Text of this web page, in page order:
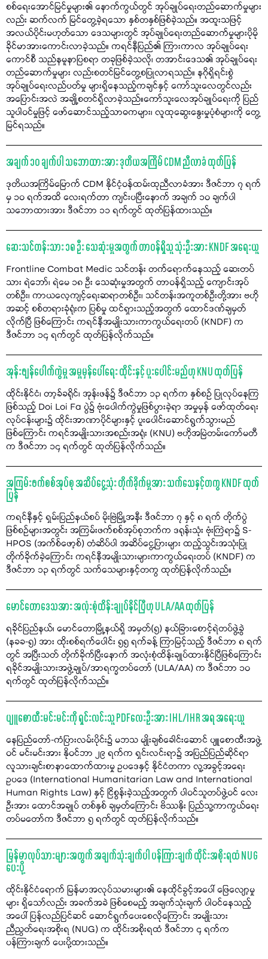
စစ်ရေးအောင်မြင်မှုများ၏ နောက်ကွယ်တွင် အုပ်ချုပ်ရေးတည်ဆောက်မှုများ
လည်း ဆက်လက် မြင်တွေ့ခဲ့ရသော နှစ်တနှစ်ဖြစ်ခဲ့သည်။ အထူးသဖြင့်
အလယ်ပိုင်းမဟုတ်သော ဒေသများတွင် အုပ်ချုပ်ရေးတည်ဆောက်မှုများပိုမို
ခိုင်မာအားကောင်းလာခဲ့သည်။ ကရင်နီပြည်၏ ကြားကာလ အုပ်ချုပ်ရေး
ကောင်စီ သည်နမူနာပြစရာ တခုဖြစ်ခဲ့သလို၊ တအာင်းဒေသ၏ အုပ်ချုပ်ရေး
တည်ဆောက်မှုများ လည်းစတင်မြင်တွေ့စပြုလာရသည်။ နဂိုရှိရင်းစွဲ
အုပ်ချုပ်ရေးလည်ပတ်မှု များရှိနေသည့်ကချင်နှင့် ကော်သူးလေတွင်လည်း
အပြောင်းအလဲ အချို့စတင်ရှိလာခဲ့သည်။ကော်သူးလေအုပ်ချုပ်ရေးကို ပြည်
သူပါဝင်မှုဖြင့် ဖော်ဆောင်သည့်သာဓကများ၊ လူထုဆွေးနွေးမှုပုံစံများကို တွေ့
မြင်ရသည်။
အချက် ၁၀ ချက်ပါ သဘောထားအား ဒုတိယအကြိမ် CDM ညီလာခံ ထုတ်ပြန်
ဒုတိယအကြိမ်မြောက် CDM နိုင်ငံ့ဝန်ထမ်းထုညီလာခံအား ဒီဇင်ဘာ ၇ ရက်
မှ ၁၀ ရက်အထိ လေးရက်တာ ကျင်းပပြီးနောက် အချက် ၁၀ ချက်ပါ
သဘောထားအား ဒီဇင်ဘာ ၁၁ ရက်တွင် ထုတ်ပြန်ထားသည်။
ဆေးသင်တန်းသား ၁၈ ဦး သေဆုံးမှုအတွက် တာဝန်ရှိသူ သုံးဦးအား KNDF အရေးယူ
Frontline Combat Medic သင်တန်း တက်ရောက်နေသည့် ဆေးတပ်
သား ရဲဘော်၊ ရဲမေ ၁၈ ဦး သေဆုံးမှုအတွက် တာဝန်ရှိသည့် ကျောင်းအုပ်
တစ်ဦး၊ ကာယလေ့ကျင့်ရေးဆရာတစ်ဦး၊ သင်တန်းအကူတစ်ဦးတို့အား ဗဟို
အဆင့် စစ်တရားခုံရုံးက ပြစ်မှု ထင်ရှားသည့်အတွက် ထောင်ဒဏ်ချမှတ်
လိုက်ပြီ ဖြစ်ကြောင်း ကရင်နီအမျိုးသားကာကွယ်ရေးတပ် (KNDF) က
ဒီဇင်ဘာ ၁၄ ရက်တွင် ထုတ်ပြန်လိုက်သည်။
အုန်းဖျန်ပေါက်ကွဲမှု အမှုမှန်ပေါ်ရေး ထိုင်းနှင့် ပူးပေါင်းမည်ဟု KNU ထုတ်ပြန်
ထိုင်းနိုင်ငံ၊ တာ့ခ်ခရိုင်၊ အုန်းဖန်၌ ဒီဇင်ဘာ ၁၃ ရက်က နှစ်စဉ် ပြုလုပ်နေကြ
ဖြစ်သည့် Doi Loi Fa ပွဲ၌ ဗုံးပေါက်ကွဲမှုဖြစ်ပွားခဲ့ရာ အမှုမှန် ဖော်ထုတ်ရေး
လုပ်ငန်းများ၌ ထိုင်းအာဏာပိုင်များနှင့် ပူးပေါင်းဆောင်ရွက်သွားမည်
ဖြစ်ကြောင်း ကရင်အမျိုးသားအစည်းအရုံး (KNU) ဗဟိုအမြဲတမ်းကော်မတီ
က ဒီဇင်ဘာ ၁၄ ရက်တွင် ထုတ်ပြန်လိုက်သည်။
အကြမ်းဖက်စစ်အုပ်စု အဆိပ်ငွေ့သုံး တိုက်ခိုက်မှုအား သက်သေနှင့်တကွ KNDF ထုတ်
ပြန်
ကရင်နီနှင့် ရှမ်းပြည်နယ်စပ် မိုးဗြဲမြို့အနီး ဒီဇင်ဘာ ၇ နှင့် ၈ ရက် တိုက်ပွဲ
ဖြစ်စဉ်များအတွင်း အကြမ်းဖက်စစ်အုပ်စုဘက်က ဒရုန်းသုံး ဗုံးကြဲရာ၌ S-
HPOS (အက်စ်ဖော့စ်) တံဆိပ်ပါ အဆိပ်ငွေ့ပြားများ ထည့်သွင်းအသုံးပြု
တိုက်ခိုက်ခဲ့ကြောင်း ကရင်နီအမျိုးသားများကာကွယ်ရေးတပ် (KNDF) က
ဒီဇင်ဘာ ၁၃ ရက်တွင် သက်သေများနှင့်တကွ ထုတ်ပြန်လိုက်သည်။
မောင်တောဒေသအား အလုံးစုံထိန်းချုပ်နိုင်ပြီဟု ULA/AA ထုတ်ပြန်
ရခိုင်ပြည်နယ်၊ မောင်တောမြို့နယ်ရှိ အမှတ်(၅) နယ်ခြားစောင့်ရဲတပ်ဖွဲ့ခွဲ
(နခခ-၅) အား ထိုးစစ်ရက်ပေါင်း ၅၅ ရက်ခန့် ကြာမြင့်သည့် ဒီဇင်ဘာ ၈ ရက်
တွင် အပြီးသတ် တိုက်ခိုက်ပြီးနောက် အလုံးစုံထိန်းချုပ်ထားနိုင်ပြီဖြစ်ကြောင်း
ရခိုင်အမျိုးသားအဖွဲ့ချုပ်/အာရက္ခတပ်တော် (ULA/AA) က ဒီဇင်ဘာ ၁၀
ရက်တွင် ထုတ်ပြန်လိုက်သည်။
ပျူစောထီးမင်းမင်းကို ရှင်းလင်းသူ PDFလေးဦးအား IHL/IHR အရ အရေးယူ
နေပြည်တော်-ကံပြားလမ်းပိုင်း၌ မဘသ မျိုးချစ်ခေါင်းဆောင် ပျူစောထီးအဖွဲ့
ဝင် မင်းမင်းအား နိုဝင်ဘာ ၂၉ ရက်က ရှင်းလင်းရာ၌ အပြည်ပြည်ဆိုင်ရာ
လူသားချင်းစာနာထောက်ထားမှု ဥပဒေနှင့် နိုင်ငံတကာ လူ့အခွင့်အရေး
ဥပဒေ (International Humanitarian Law and International
Human Rights Law) နှင့် ငြိစွန်းခဲ့သည့်အတွက် ပါဝင်သူတပ်ဖွဲ့ဝင် လေး
ဦးအား ထောင်အချုပ် တစ်နှစ် ချမှတ်ကြောင်း ဗိဿနိုး ပြည်သူ့ကာကွယ်ရေး
တပ်မတော်က ဒီဇင်ဘာ ၅ ရက်တွင် ထုတ်ပြန်လိုက်သည်။
မြန်မာလုပ်သားများအတွက် အချက်သုံးချက်ပါ ပန်ကြားချက် ထိုင်းအစိုးရထံ NUG
ပေးပို့
ထိုင်းနိုင်ငံရောက် မြန်မာအလုပ်သမားများ၏ နေထိုင်ခွင့်အပေါ် ဖြေလျော့မှု
များ ရှိသော်လည်း အခက်အခဲ ဖြစ်စေမည့် အချက်သုံးချက် ပါဝင်နေသည့်
အပေါ် ပြန်လည်ပြင်ဆင် ဆောင်ရွက်ပေးစေလိုကြောင်း အမျိုးသား
ညီညွတ်ရေးအစိုးရ (NUG) က ထိုင်းအစိုးရထံ ဒီဇင်ဘာ ၄ ရက်က
ပန်ကြားချက် ပေးပို့ထားသည်။